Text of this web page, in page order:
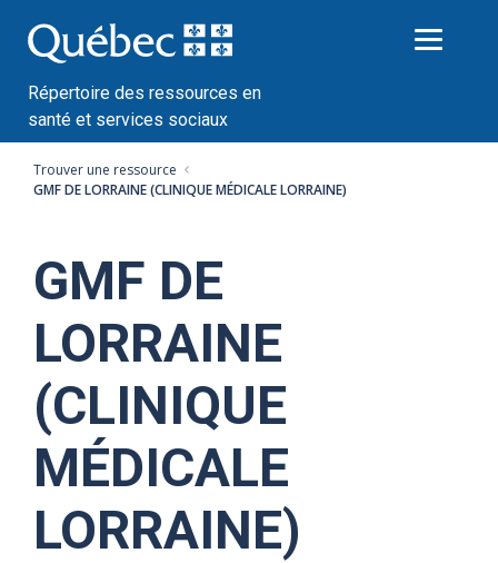
au
contenu
Répertoire des ressources en
santé et services sociaux
Trouver une ressource
GMF DE LORRAINE (CLINIQUE MÉDICALE LORRAINE)
GMF DE
LORRAINE
(CLINIQUE
MÉDICALE
LORRAINE)